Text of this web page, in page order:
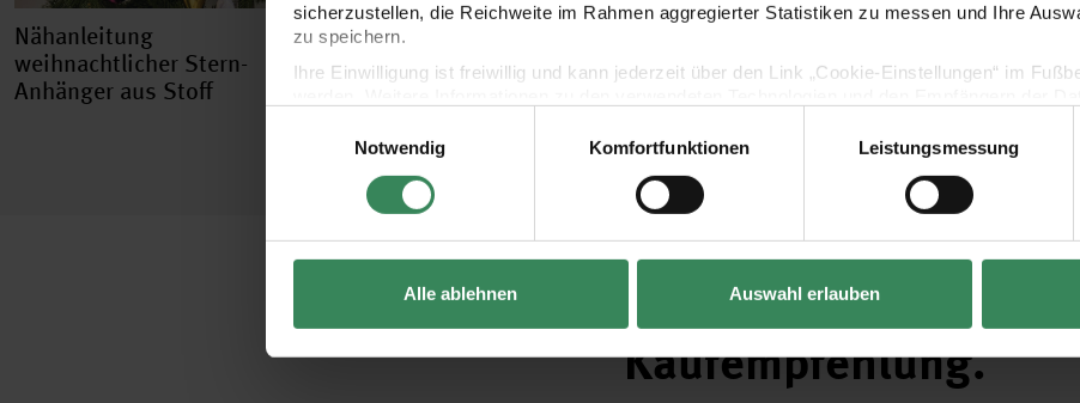
sicherzustellen, die Reichweite im Rahmen aggregierter Statistiken zu messen und Ihre
zu speichern.
Ihre Einwilligung ist freiwillig und kann jederzeit über den Link „Cookie-Einstellungen“ im
Impressum
Datenschutz Vertrag widerrufen
Notwendig
Komfortfunktionen Leistungsmessung
Alle ablehnen Auswahl erlauben
Nähanleitung
weihnachtlicher Stern-
Anhänger aus Stoff
Kaufempfehlung